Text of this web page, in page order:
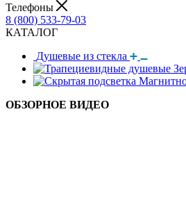
Телефоны
8 (800) 533-79-03
КАТАЛОГ
Душевые из стекла
ОБЗОРНОЕ ВИДЕО